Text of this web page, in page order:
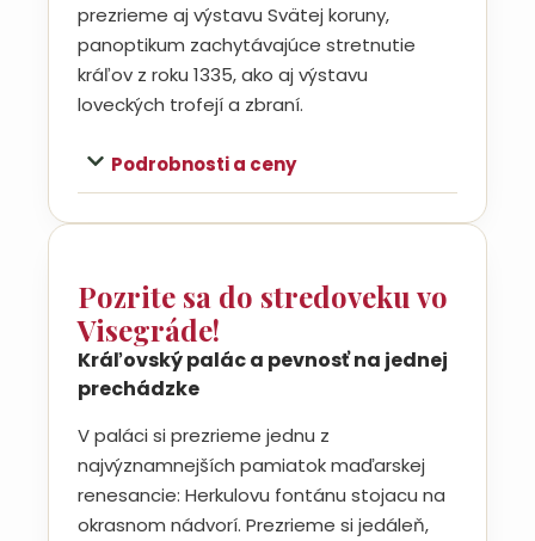
prezrieme aj výstavu Svätej koruny,
panoptikum zachytávajúce stretnutie
kráľov z roku 1335, ako aj výstavu
loveckých trofejí a zbraní.
Podrobnosti a ceny
Pozrite sa do stredoveku vo
Visegráde!
Kráľovský palác a pevnosť na jednej
prechádzke
V paláci si prezrieme jednu z
najvýznamnejších pamiatok maďarskej
renesancie: Herkulovu fontánu stojacu na
okrasnom nádvorí. Prezrieme si jedáleň,